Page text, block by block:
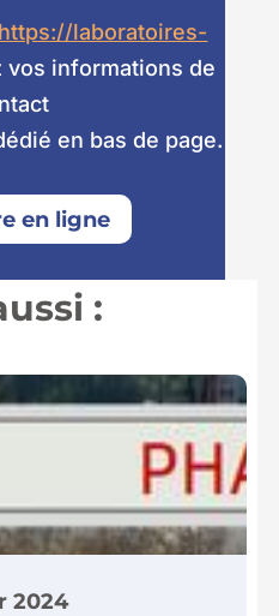
https://laboratoires-
vos informations de
en bas de page.
en ligne
:
2024